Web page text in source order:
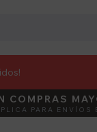
COMPRAS
PARA ENVÍOS
LLEGA EN
EN